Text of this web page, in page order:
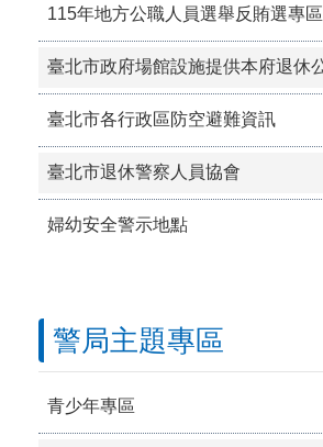
115年地方公職人員選舉反賄選專區
臺北市各行政區防空避難資訊
臺北市退休警察人員協會
婦幼安全警示地點
警局主題專區
青少年專區